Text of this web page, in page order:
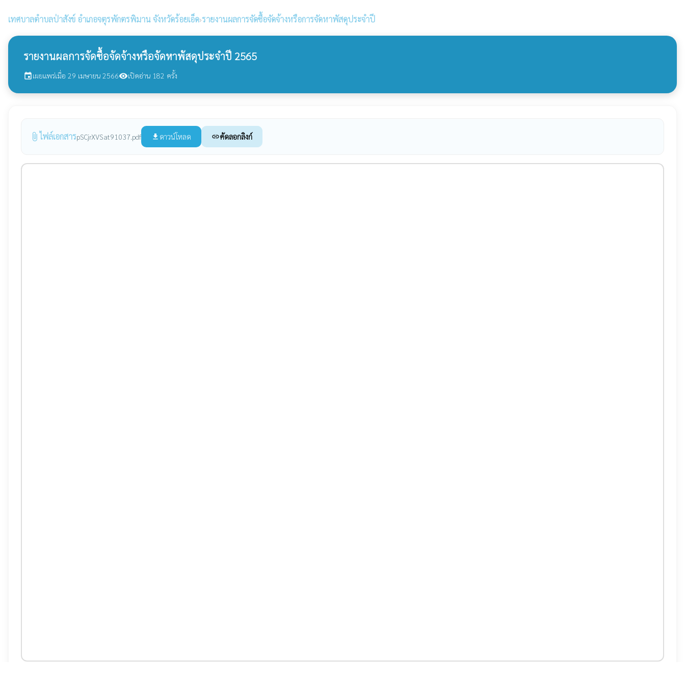
เทศบาลตำบลป่าสังข์ อำเภอจตุรพักตรพิมาน จังหวัดร้อยเอ็ด›รายงานผลการจัดซื้อจัดจ้างหรือการจัดหาพัสดุประจำปี
รายงานผลการจัดซื้อจัดจ้างหรือจัดหาพัสดุประจำปี 2565
eventเผยแพร่เมื่อ 29 เมษายน 2566visibilityเปิดอ่าน 182 ครั้ง
attach_file ไฟล์เอกสารpSCjrXVSat91037.pdf file_download ดาวน์โหลด linkคัดลอกลิงก์